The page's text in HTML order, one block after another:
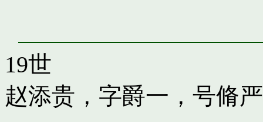
19世
赵添贵，字爵一，号脩严